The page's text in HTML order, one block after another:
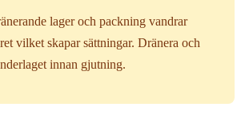
lager och packning vandrar
vilket skapar sättningar. Dränera och
innan gjutning.